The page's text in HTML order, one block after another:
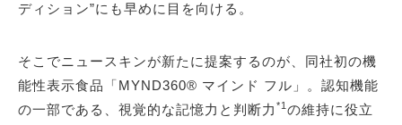
ディション”にも早めに目を向ける。
そこでニュースキンが新たに提案するのが、同社初の機
能性表示食品「MYND360® マインド フル」。認知機能
の一部である、視覚的な記憶力と判断力 *1の維持に役立